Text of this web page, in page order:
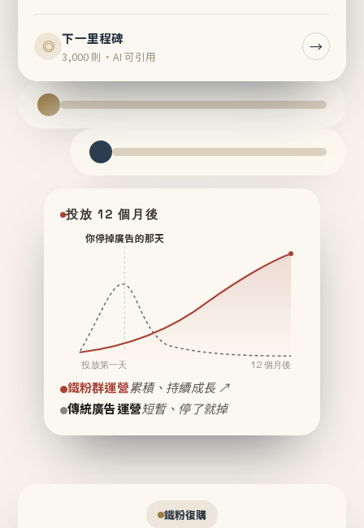
◎ 下一里程碑
3,000 則・AI 可引用
→
投放 12 個月後
你停掉廣告的那天
投放第一天 12 個月後
鐵粉群運營累積、持續成長 ↗
傳統廣告運營短暫、停了就掉
鐵粉復購